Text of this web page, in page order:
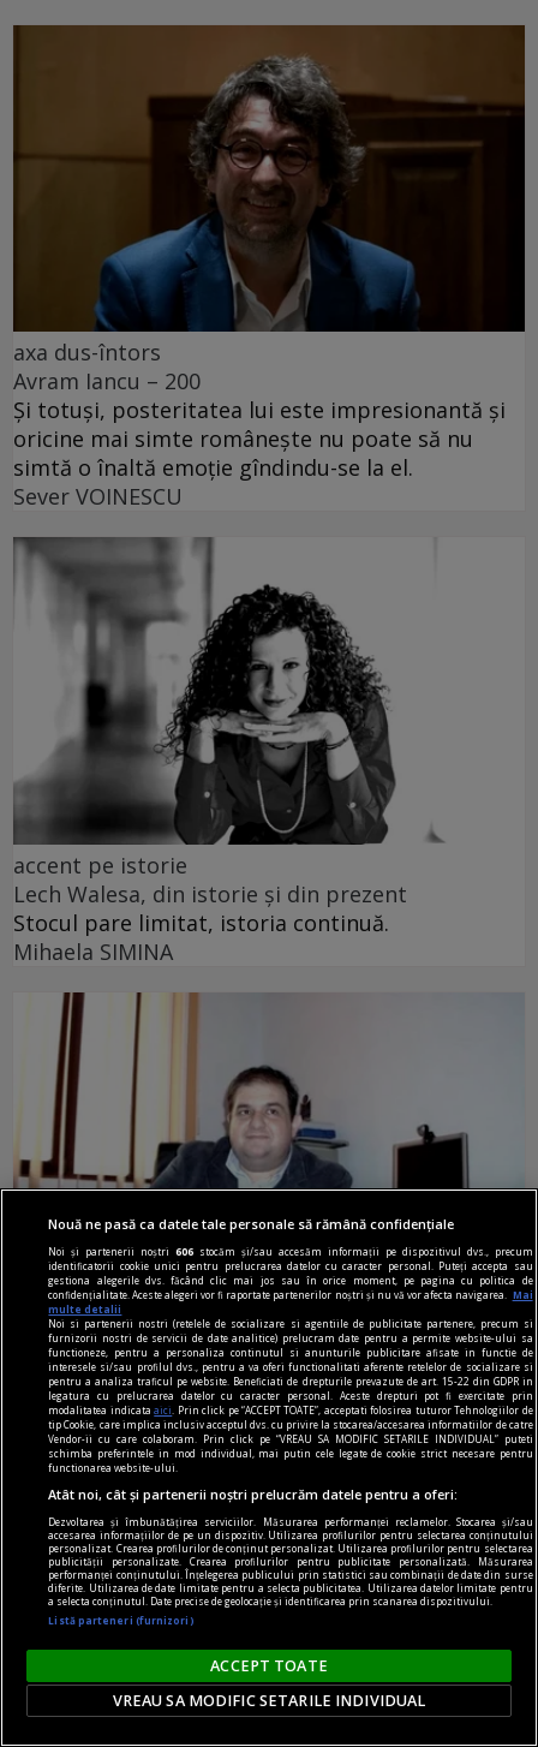
axa dus-întors
Avram Iancu – 200
Și totuși, posteritatea lui este impresionantă și
oricine mai simte românește nu poate să nu
simtă o înaltă emoție gîndindu-se la el.
Sever VOINESCU
accent pe istorie
Lech Walesa, din istorie și din prezent
Stocul pare limitat, istoria continuă.
Mihaela SIMINA
prezentul discontinuu
Misterul voiniciei
„Strîmbă-Lemne” nu are, după cum se vede, o
tipologie fixă, el variind imagistic în funcţie de
marotele fiecărei generaţii.
Codrin Liviu CUŢITARU
Nouă ne pasă ca datele tale personale să rămână confidențiale
Noi și partenerii noștri606 stocăm și/sau accesăm informații pe dispozitivul dvs., precum
identificatorii cookie unici pentru prelucrarea datelor cu caracter personal. Puteți accepta sau
gestiona alegerile dvs. făcând clic mai jos sau în orice moment, pe pagina cu politica de
confidențialitate. Aceste alegeri vor fi raportate partenerilor noștri și nu vă vor afecta navigarea.
Mai
multe detalii
Noi si partenerii nostri (retelele de socializare si agentiile de publicitate partenere, precum si
furnizorii nostri de servicii de date analitice) prelucram date pentru a permite website-ului sa
functioneze, pentru a personaliza continutul si anunturile publicitare afisate in functie de
interesele si/sau profilul dvs., pentru a va oferi functionalitati aferente retelelor de socializare si
pentru a analiza traficul pe website. Beneficiati de drepturile prevazute de art. 15-22 din GDPR in
legatura cu prelucrarea datelor cu caracter personal. Aceste drepturi pot fi exercitate prin
modalitatea indicataaici
. Prin click pe “ACCEPT TOATE”, acceptati folosirea tuturor Tehnologiilor de
tip Cookie, care implica inclusiv acceptul dvs. cu privire la stocarea/accesarea informatiilor de catre
Vendor-ii cu care colaboram. Prin click pe “VREAU SA MODIFIC SETARILE INDIVIDUAL” puteti
schimba preferintele in mod individual, mai putin cele legate de cookie strict necesare pentru
functionarea website-ului.
Atât noi, cât și partenerii noștri prelucrăm datele pentru a oferi:
Dezvoltarea și îmbunătățirea serviciilor. Măsurarea performanței reclamelor. Stocarea și/sau
accesarea informațiilor de pe un dispozitiv. Utilizarea profilurilor pentru selectarea conținutului
personalizat. Crearea profilurilor de conținut personalizat. Utilizarea profilurilor pentru selectarea
publicității personalizate. Crearea profilurilor pentru publicitate personalizată. Măsurarea
performanței conținutului. Înțelegerea publicului prin statistici sau combinații de date din surse
diferite. Utilizarea de date limitate pentru a selecta publicitatea. Utilizarea datelor limitate pentru
a selecta conținutul. Date precise de geolocație și identificarea prin scanarea dispozitivului.
Listă parteneri (furnizori)
ACCEPT TOATE
VREAU SA MODIFIC SETARILE INDIVIDUAL